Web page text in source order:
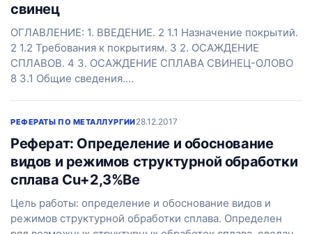
свинец
ОГЛАВЛЕНИЕ: 1. ВВЕДЕНИЕ. 2 1.1 Назначение покрытий.
2 1.2 Требования к покрытиям. 3 2. ОСАЖДЕНИЕ
СПЛАВОВ. 4 3. ОСАЖДЕНИЕ СПЛАВА СВИНЕЦ-ОЛОВО
8 3.1 Общие сведения.…
РЕФЕРАТЫ ПО МЕТАЛЛУРГИИ28.12.2017
Реферат: Определение и обоснование
видов и режимов структурной обработки
сплава Cu+2,3%Be
Цель работы: определение и обоснование видов и
режимов структурной обработки сплава. Определен